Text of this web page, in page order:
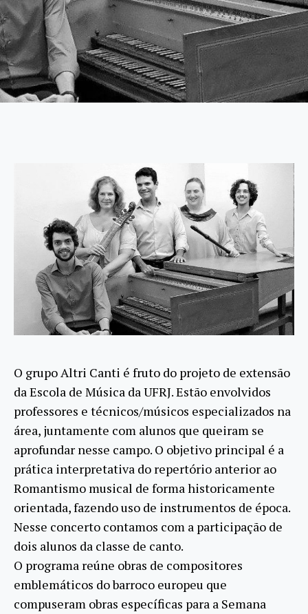
O grupo Altri Canti é fruto do projeto de extensão
da Escola de Música da UFRJ. Estão envolvidos
professores e técnicos/músicos especializados na
área, juntamente com alunos que queiram se
aprofundar nesse campo. O objetivo principal é a
prática interpretativa do repertório anterior ao
Romantismo musical de forma historicamente
orientada, fazendo uso de instrumentos de época.
Nesse concerto contamos com a participação de
dois alunos da classe de canto.
O programa reúne obras de compositores
emblemáticos do barroco europeu que
compuseram obras específicas para a Semana